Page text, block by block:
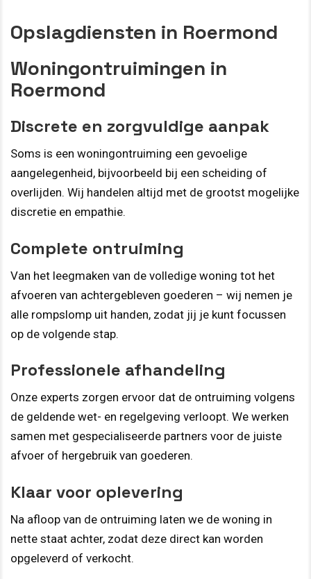
Opslagdiensten in Roermond
Woningontruimingen in
Roermond
Discrete en zorgvuldige aanpak
Soms is een woningontruiming een gevoelige
aangelegenheid, bijvoorbeeld bij een scheiding of
overlijden. Wij handelen altijd met de grootst mogelijke
discretie en empathie.
Complete ontruiming
Van het leegmaken van de volledige woning tot het
afvoeren van achtergebleven goederen – wij nemen je
alle rompslomp uit handen, zodat jij je kunt focussen
op de volgende stap.
Professionele afhandeling
Onze experts zorgen ervoor dat de ontruiming volgens
de geldende wet- en regelgeving verloopt. We werken
samen met gespecialiseerde partners voor de juiste
afvoer of hergebruik van goederen.
Klaar voor oplevering
Na afloop van de ontruiming laten we de woning in
nette staat achter, zodat deze direct kan worden
opgeleverd of verkocht.